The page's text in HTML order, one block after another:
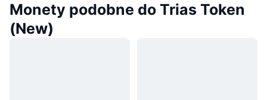
Monety podobne do Trias Token
(New)